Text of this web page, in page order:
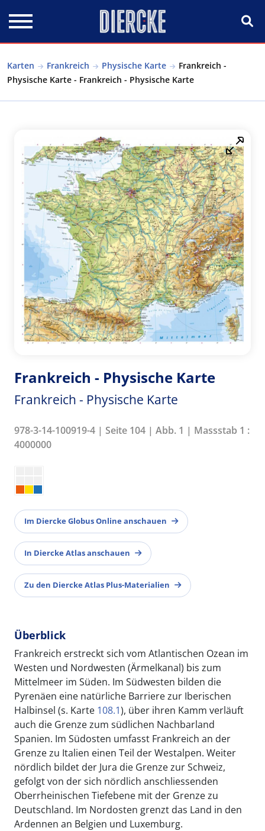
Karten Frankreich Physische Karte
Frankreich -
Physische Karte - Frankreich - Physische Karte
Frankreich - Physische Karte
Frankreich - Physische Karte
978-3-14-100919-4 | Seite 104 | Abb. 1 | Massstab 1 :
4000000
Im Diercke Globus Online anschauen
In Diercke Atlas anschauen
Zu den Diercke Atlas Plus-Materialien
Überblick
Frankreich erstreckt sich vom Atlantischen Ozean im
Westen und Nordwesten (Ärmelkanal) bis zum
Mittelmeer im Süden. Im Südwesten bilden die
Pyrenäen eine natürliche Barriere zur Iberischen
Halbinsel (s. Karte 108.1), über ihren Kamm verläuft
auch die Grenze zum südlichen Nachbarland
Spanien. Im Südosten umfasst Frankreich an der
Grenze zu Italien einen Teil der Westalpen. Weiter
nördlich bildet der Jura die Grenze zur Schweiz,
gefolgt von der sich nördlich anschliessenden
Oberrheinischen Tiefebene mit der Grenze zu
Deutschland. Im Nordosten grenzt das Land in den
Ardennen an Belgien und Luxemburg.